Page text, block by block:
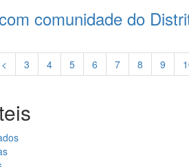
comunidade do
< 3 4 5 6 7 8 9